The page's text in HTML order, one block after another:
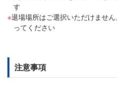
す
退場場所はご選択いただけませ
ってください
注意事項